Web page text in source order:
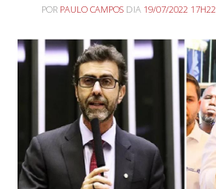
POR PAULO CAMPOS DIA 19/07/2022 17H22